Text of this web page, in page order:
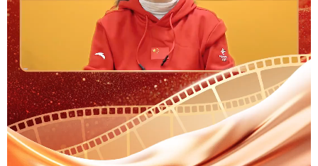
地方频道
北京 天津 河北 山西
辽宁 吉林 上海 江苏
浙江 安徽 福建 江西